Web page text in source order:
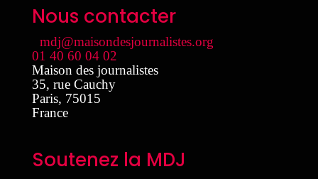
Nous contacter
mdj@maisondesjournalistes.org
01 40 60 04 02
Maison des journalistes
35, rue Cauchy
Paris, 75015
France
Soutenez la MDJ